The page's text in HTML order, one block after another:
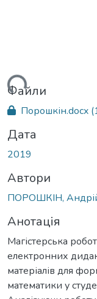
Файли
Порошкін.docx
Дата
2019
Автори
ПОРОШКІН,
Анотація
Магістерська
електронних
матеріалів для
математики у